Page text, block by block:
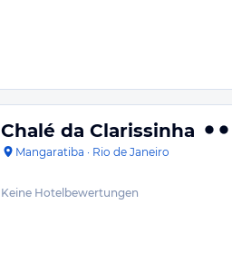
Chalé da Clarissinha
Mangaratiba · Rio de Janeiro
Keine Hotelbewertungen